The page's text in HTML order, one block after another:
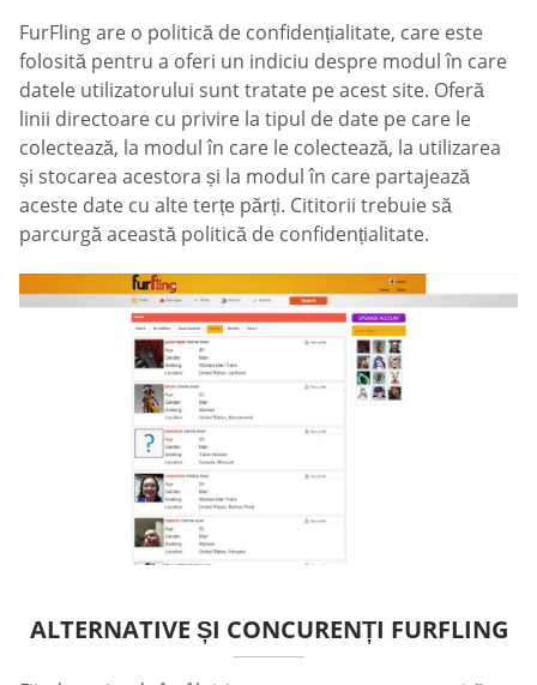
FurFling are o politică de confidențialitate, care este
folosită pentru a oferi un indiciu despre modul în care
datele utilizatorului sunt tratate pe acest site. Oferă
linii directoare cu privire la tipul de date pe care le
colectează, la modul în care le colectează, la utilizarea
și stocarea acestora și la modul în care partajează
aceste date cu alte terțe părți. Cititorii trebuie să
parcurgă această politică de confidențialitate.
ALTERNATIVE ȘI CONCURENȚI FURFLING